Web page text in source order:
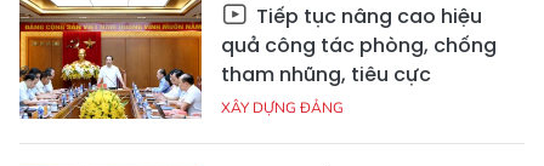
Tiếp tục nâng cao hiệu
quả công tác phòng, chống
tham nhũng, tiêu cực
XÂY DỰNG ĐẢNG